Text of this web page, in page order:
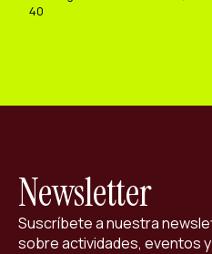
40
Newsletter
Suscríbete a nuestra
sobre actividades, eventos